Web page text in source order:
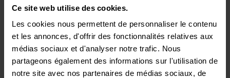
Ce site web utilise des cookies.
Les cookies nous permettent de personnaliser le contenu
et les annonces, d'offrir des fonctionnalités relatives aux
médias sociaux et d'analyser notre trafic. Nous
partageons également des informations sur l'utilisation de
notre site avec nos partenaires de médias sociaux, de
Paiement sécurisé avec Twint, Visa et plus encore